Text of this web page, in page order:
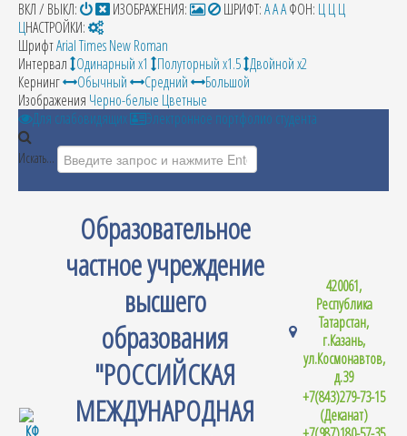
ВКЛ / ВЫКЛ: ИЗОБРАЖЕНИЯ: ШРИФТ:AAAФОН: ЦЦЦ
ЦНАСТРОЙКИ:
ШрифтArialTimes New Roman
Интервал Одинарный х1 Полуторный х1.5 Двойной х2
Кернинг
Обычный Средний
Большой
Изображения Черно-белые Цветные
Для слабовидящих
Электронное портфолио студента
Искать...
Образовательное
частное учреждение
высшего
образования
"РОССИЙСКАЯ
МЕЖДУНАРОДНАЯ
420061,
Республика
Татарстан,
г.Казань,
ул.Космонавтов,
д.39
+7(843)279-73-15
(Деканат)